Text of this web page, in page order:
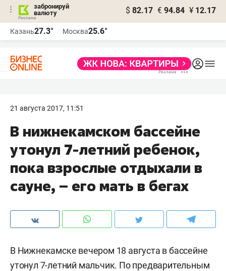
забронируй
валюту
$ 82.17 € 94.84 ¥ 12.17
Казань27.3° Москва25.6°
21 августа 2017, 11:51
В нижнекамском бассейне
утонул 7-летний ребенок,
пока взрослые отдыхали в
сауне, – его мать в бегах
В Нижнекамске вечером 18 августа в бассейне
утонул 7-летний мальчик. По предварительным